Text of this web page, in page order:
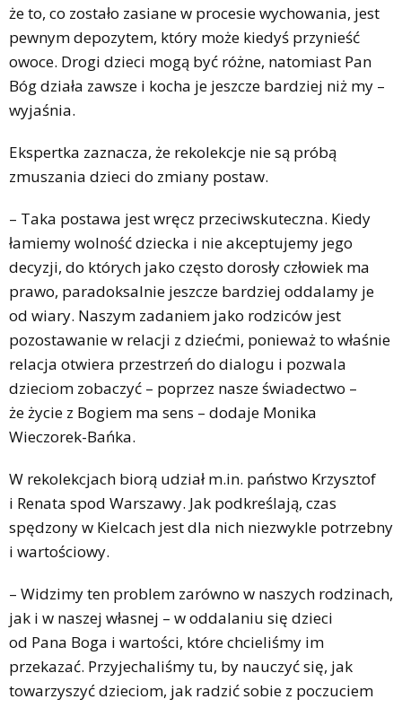
że to, co zostało zasiane w procesie wychowania, jest
pewnym depozytem, który może kiedyś przynieść
owoce. Drogi dzieci mogą być różne, natomiast Pan
Bóg działa zawsze i kocha je jeszcze bardziej niż my –
wyjaśnia.
Ekspertka zaznacza, że rekolekcje nie są próbą
zmuszania dzieci do zmiany postaw.
– Taka postawa jest wręcz przeciwskuteczna. Kiedy
łamiemy wolność dziecka i nie akceptujemy jego
decyzji, do których jako często dorosły człowiek ma
prawo, paradoksalnie jeszcze bardziej oddalamy je
od wiary. Naszym zadaniem jako rodziców jest
pozostawanie w relacji z dziećmi, ponieważ to właśnie
relacja otwiera przestrzeń do dialogu i pozwala
dzieciom zobaczyć – poprzez nasze świadectwo –
że życie z Bogiem ma sens – dodaje Monika
Wieczorek-Bańka.
W rekolekcjach biorą udział m.in. państwo Krzysztof
i Renata spod Warszawy. Jak podkreślają, czas
spędzony w Kielcach jest dla nich niezwykle potrzebny
i wartościowy.
– Widzimy ten problem zarówno w naszych rodzinach,
jak i w naszej własnej – w oddalaniu się dzieci
od Pana Boga i wartości, które chcieliśmy im
przekazać. Przyjechaliśmy tu, by nauczyć się, jak
towarzyszyć dzieciom, jak radzić sobie z poczuciem